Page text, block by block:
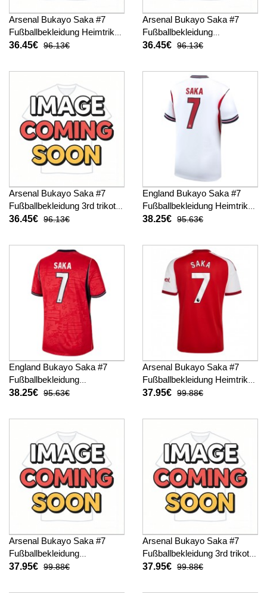
Arsenal Bukayo Saka #7
Fußballbekleidung Heimtrikot
Kinder 2026-27 Kurzarm (+
36.45€ 96.13€
Arsenal Bukayo Saka #7
Fußballbekleidung
Auswärtstrikot Kinder 2026-
36.45€ 96.13€
Arsenal Bukayo Saka #7
Fußballbekleidung 3rd trikot
Kinder 2026-27 Kurzarm (+
36.45€ 96.13€
England Bukayo Saka #7
Fußballbekleidung Heimtrikot
WM 2026 Kurzarm
38.25€ 95.63€
England Bukayo Saka #7
Fußballbekleidung
Auswärtstrikot WM 2026
38.25€ 95.63€
Arsenal Bukayo Saka #7
Fußballbekleidung Heimtrikot
2026-27 Kurzarm
37.95€ 99.88€
Arsenal Bukayo Saka #7
Fußballbekleidung
Auswärtstrikot 2026-27
37.95€ 99.88€
Arsenal Bukayo Saka #7
Fußballbekleidung 3rd trikot
2026-27 Kurzarm
37.95€ 99.88€